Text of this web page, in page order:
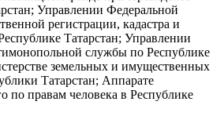
Управлении Федеральной
регистрации, кадастра и
Татарстан; Управлении
службы по Республике
земельных и имущественных
Татарстан; Аппарате
по правам человека в Республике